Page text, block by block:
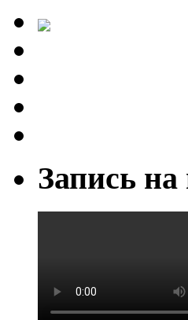
Запись на